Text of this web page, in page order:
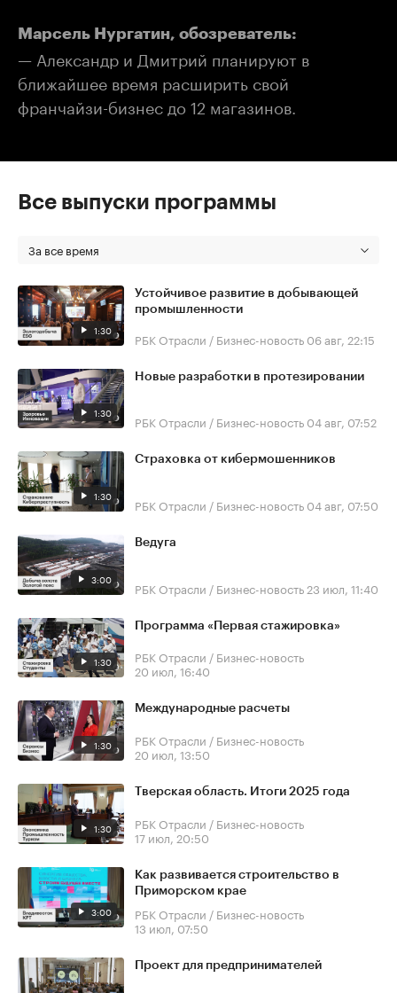
Марсель Нургатин, обозреватель:
— Александр и Дмитрий планируют в
ближайшее время расширить свой
франчайзи-бизнес до 12 магазинов.
Все выпуски программы
За все время
1:30
Устойчивое развитие в добывающей
промышленности
РБК Отрасли / Бизнес-новость 06 авг, 22:15
1:30
Новые разработки в протезировании
РБК Отрасли / Бизнес-новость 04 авг, 07:52
1:30
Страховка от кибермошенников
РБК Отрасли / Бизнес-новость 04 авг, 07:50
3:00
Ведуга
РБК Отрасли / Бизнес-новость 23 июл, 11:40
1:30
Программа «Первая стажировка»
РБК Отрасли / Бизнес-новость
20 июл, 16:40
1:30
Международные расчеты
РБК Отрасли / Бизнес-новость
20 июл, 13:50
1:30
Тверская область. Итоги 2025 года
РБК Отрасли / Бизнес-новость
17 июл, 20:50
3:00
Как развивается строительство в
Приморском крае
РБК Отрасли / Бизнес-новость
13 июл, 07:50
Проект для предпринимателей